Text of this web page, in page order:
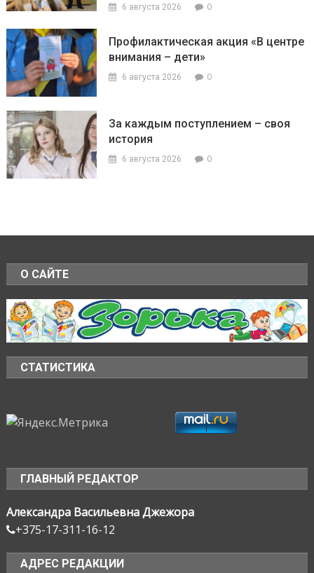
6 августа 2026 0
Профилактическая акция «В центре
внимания – дети»
6 августа 2026 0
За каждым поступлением – своя
история
6 августа 2026 0
О САЙТЕ
СТАТИСТИКА
ГЛАВНЫЙ РЕДАКТОР
Александра Васильевна Джежора
+375-17-311-16-12
АДРЕС РЕДАКЦИИ